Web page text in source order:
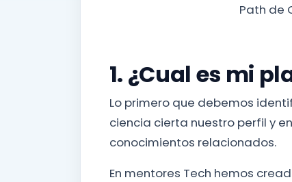
Path de
1. ¿Cual es mi
Lo primero que debemos
ciencia cierta nuestro perfil y
conocimientos relacionados.
En mentores Tech hemos